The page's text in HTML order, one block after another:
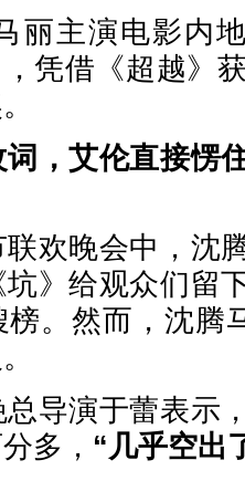
主演电影内地
凭借《超越》
，艾伦直接愣
晚会中，沈
坑》给观众们留
榜。然而，沈腾
演于蕾表示
多， “几乎空出